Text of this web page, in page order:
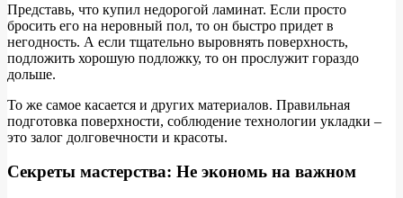
Представь, что купил недорогой ламинат. Если просто
бросить его на неровный пол, то он быстро придет в
негодность. А если тщательно выровнять поверхность,
подложить хорошую подложку, то он прослужит гораздо
дольше.
То же самое касается и других материалов. Правильная
подготовка поверхности, соблюдение технологии укладки –
это залог долговечности и красоты.
Секреты мастерства: Не экономь на важном